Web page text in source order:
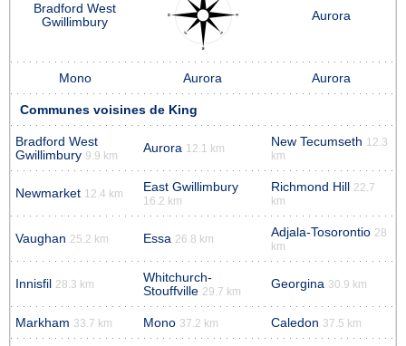
Bradford West
Gwillimbury
Aurora
Mono Aurora Aurora
Communes voisines de King
Bradford West
Gwillimbury 9.9 km
Aurora 12.1 km New Tecumseth 12.3
km
Newmarket 12.4 km East Gwillimbury
16.2 km
Richmond Hill 22.7
km
Vaughan 25.2 km Essa 26.8 km Adjala-Tosorontio 28
km
Innisfil 28.3 km
Whitchurch-
Stouffville 29.7 km
Georgina 30.9 km
Markham 33.7 km Mono 37.2 km Caledon 37.5 km